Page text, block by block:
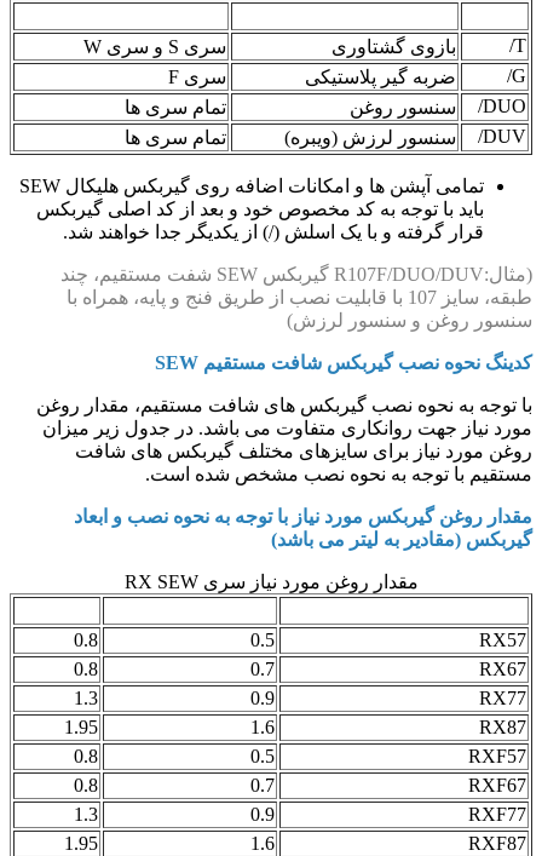
T/
بازوی گشتاوری
سری S و سری W
G/
ضربه گیر پلاستیکی
سری F
DUO/
سنسور روغن
تمام سری ها
DUV/
سنسور لرزش (ویبره) تمام سری ها
تمامی آپشن ها و امکانات اضافه روی گیربکس هلیکال SEW
باید با توجه به کد مخصوص خود و بعد از کد اصلی گیربکس
قرار گرفته و با یک اسلش (/) از یکدیگر جدا خواهند شد.
(مثال:R107F/DUO/DUV گیربکس SEW شفت مستقیم، چند
طبقه، سایز 107 با قابلیت نصب از طریق فنج و پایه، همراه با
سنسور روغن و سنسور لرزش)
کدینگ نحوه نصب گیربکس شافت مستقیم SEW
با توجه به نحوه نصب گیربکس های شافت مستقیم، مقدار روغن
مورد نیاز جهت روانکاری متفاوت می باشد. در جدول زیر میزان
روغن مورد نیاز برای سایزهای مختلف گیربکس های شافت
مستقیم با توجه به نحوه نصب مشخص شده است.
مقدار روغن گیربکس مورد نیاز با توجه به نحوه نصب و ابعاد
گیربکس (مقادیر به لیتر می باشد)
مقدار روغن مورد نیاز سری RX SEW
RX57
0.5
0.8
RX67
0.7
0.8
RX77
0.9
1.3
RX87
1.6
1.95
RXF57
0.5
0.8
RXF67
0.7
0.8
RXF77
0.9
1.3
RXF87
1.6
1.95